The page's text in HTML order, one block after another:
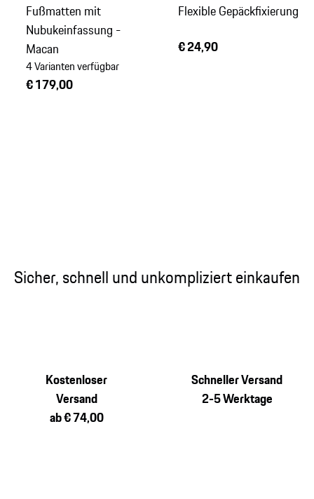
Fußmatten mit
Nubukeinfassung -
Macan
4 Varianten verfügbar
€ 179,00
Flexible Gepäckfixierung
€ 24,90
Sicher, schnell und unkompliziert einkaufen
Kostenloser
Versand
ab € 74,00
Schneller Versand
2-5 Werktage